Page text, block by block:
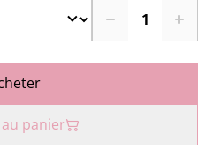
panier